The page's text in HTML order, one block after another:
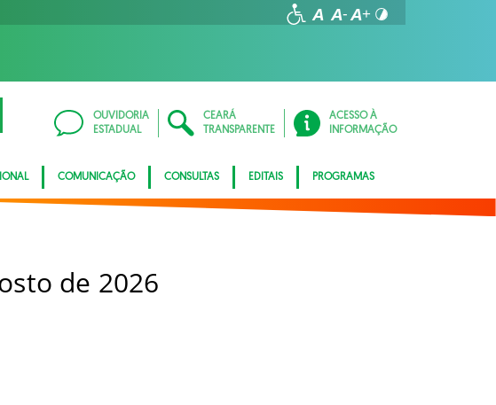
OUVIDORIA
ESTADUAL
CEARÁ
TRANSPARENTE
ACESSO À
INFORMAÇÃO
COMUNICAÇÃO CONSULTAS EDITAIS PROGRAMAS
de 2026